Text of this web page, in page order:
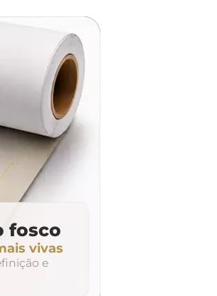
dúvidas? Fale com nossa
equipe de atendimento!
fosco
vivas
e